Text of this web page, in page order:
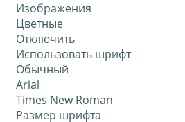
Изображения
Цветные
Отключить
Использовать шрифт
Обычный
Arial
Times New Roman
Размер шрифта